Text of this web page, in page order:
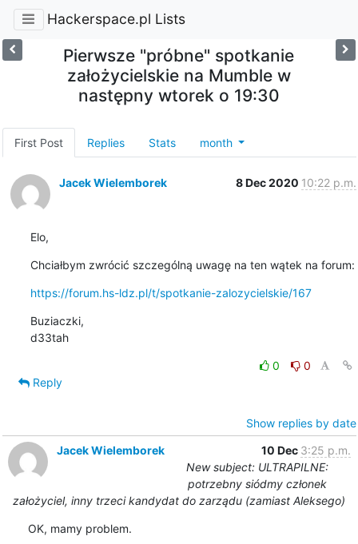
Hackerspace.pl Lists
Pierwsze "próbne" spotkanie
założycielskie na Mumble w
następny wtorek o 19:30
First Post Replies Stats month
Jacek Wielemborek 8 Dec 2020 10:22 p.m.
Elo,
Chciałbym zwrócić szczególną uwagę na ten wątek na forum:
https://forum.hs-ldz.pl/t/spotkanie-zalozycielskie/167
Buziaczki,
d33tah
0
0
Reply
Show replies by date
Jacek Wielemborek
10 Dec 3:25 p.m.
New subject: ULTRAPILNE:
potrzebny siódmy członek
założyciel, inny trzeci kandydat do zarządu (zamiast Aleksego)
OK, mamy problem.